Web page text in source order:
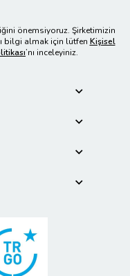
önemsiyoruz. Şirketimizin
bilgi almak için lütfen Kişisel
’nı inceleyiniz.